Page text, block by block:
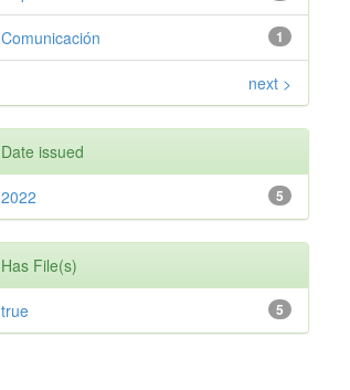
1
Comunicación
next >
Date issued
5
2022
Has File(s)
5
true